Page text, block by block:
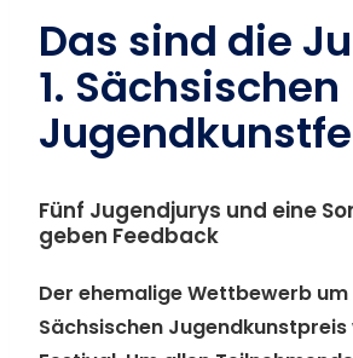
Das sind die
1. Sächsischen
Fünf Jugendjurys und eine
geben Feedback
Der ehemalige Wettbewerb um
Sächsischen